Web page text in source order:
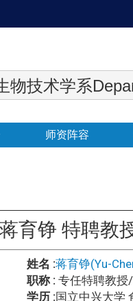
物技术学系
师资阵容
蒋育铮 特聘教
姓名 :蒋育铮(Yu-
职称 : 专任特聘教授
学历 :国立中兴大学